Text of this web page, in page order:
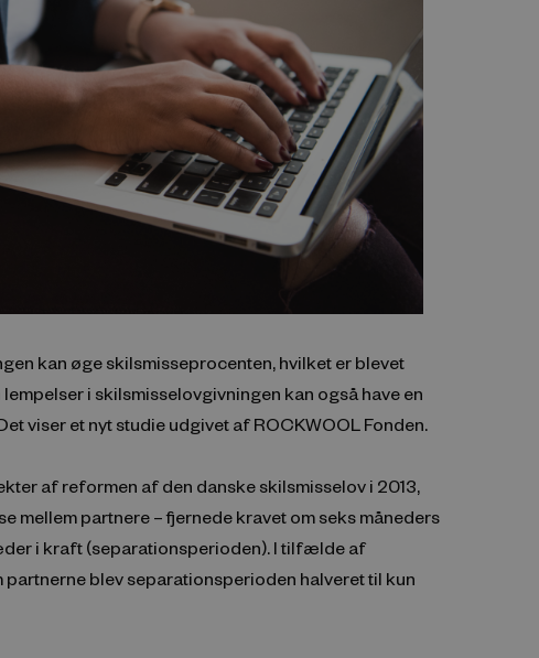
kan øge skilsmisseprocenten, hvilket er blevet
i skilsmisselovgivningen kan også have en
viser et nyt studie udgivet af ROCKWOOL Fonden.
af reformen af den danske skilsmisselov i 2013,
mellem partnere – fjernede kravet om seks måneders
i kraft (separationsperioden). I tilfælde af
partnerne blev separationsperioden halveret til kun